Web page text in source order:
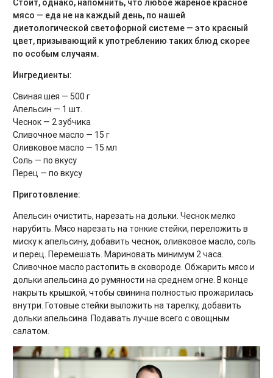
Стоит, однако, напомнить, что любое жареное красное
мясо — еда не на каждый день, по нашей
диетологической светофорной системе — это красный
цвет, призывающий к употреблению таких блюд скорее
по особым случаям.
Ингредиенты:
Свиная шея — 500 г
Апельсин — 1 шт.
Чеснок — 2 зубчика
Сливочное масло — 15 г
Оливковое масло — 15 мл
Соль — по вкусу
Перец — по вкусу
Приготовление:
Апельсин очистить, нарезать на дольки. Чеснок мелко
нарубить. Мясо нарезать на тонкие стейки, переложить в
миску к апельсину, добавить чеснок, оливковое масло, соль
и перец. Перемешать. Мариновать минимум 2 часа.
Сливочное масло растопить в сковороде. Обжарить мясо и
дольки апельсина до румяности на среднем огне. В конце
накрыть крышкой, чтобы свинина полностью прожарилась
внутри. Готовые стейки выложить на тарелку, добавить
дольки апельсина. Подавать лучше всего с овощным
салатом.